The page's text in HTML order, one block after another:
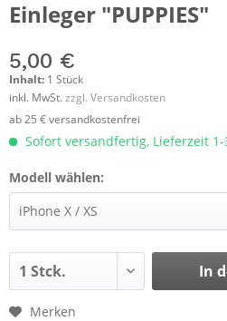
Einleger "PUPPIES"
5,00 €
Inhalt: 1 Stück
inkl. MwSt.zzgl. Versandkosten
ab 25 € versandkostenfrei
Sofort versandfertig, Lieferzeit 1-
Modell wählen:
In
Merken